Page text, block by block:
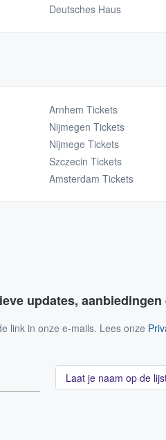
Deutsches Haus
Arnhem Tickets
Nijmegen Tickets
Nijmege Tickets
Szczecin Tickets
Amsterdam Tickets
updates,
link in onze e-mails. Lees onze
Laat je naam op de